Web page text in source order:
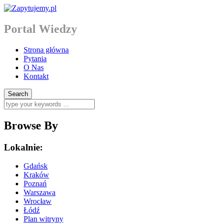
Portal Wiedzy
Strona główna
Pytania
O Nas
Kontakt
Browse By
Lokalnie:
Gdańsk
Kraków
Poznań
Warszawa
Wrocław
Łódź
Plan witryny